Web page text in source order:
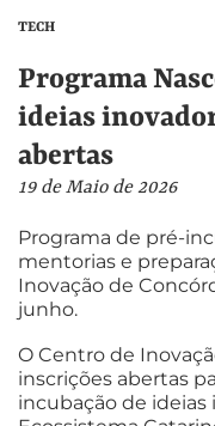
TECH
Programa
ideias
abertas
19 de Maio de 2026
Programa de pré-
mentorias e
Inovação de
junho.
O Centro de
inscrições abertas
incubação de ideias